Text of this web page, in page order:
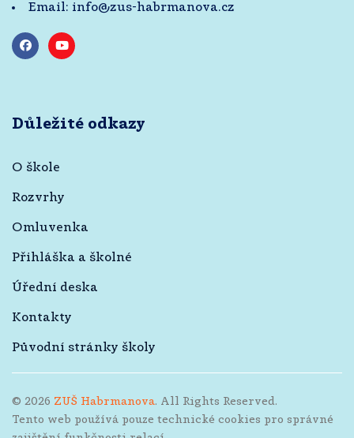
Email: info@zus-habrmanova.cz
Důležité odkazy
O škole
Rozvrhy
Omluvenka
Přihláška a školné
Úřední deska
Kontakty
Původní stránky školy
© 2026 ZUŠ Habrmanova. All Rights Reserved.
Tento web používá pouze technické cookies pro správné